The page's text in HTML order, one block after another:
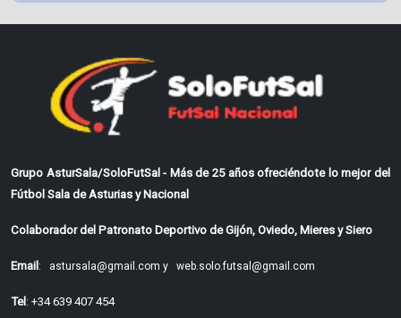
Grupo AsturSala/SoloFutSal - Más de 25 años ofreciéndote lo mejor del
Fútbol Sala de Asturias y Nacional
Colaborador del Patronato Deportivo de Gijón, Oviedo, Mieres y Siero
Email: astursala@gmail.com y web.solo.futsal@gmail.com
Tel: +34 639 407 454